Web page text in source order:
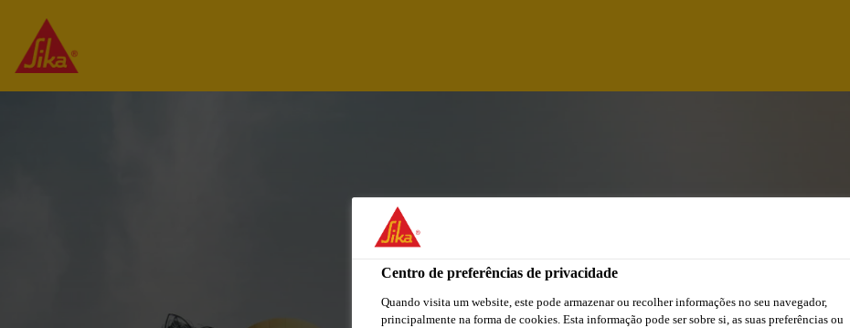
Centro de preferências de privacidade
Quando visita um website, este pode armazenar ou recolher informações no seu navegador,
principalmente na forma de cookies. Esta informação pode ser sobre si, as suas preferências ou